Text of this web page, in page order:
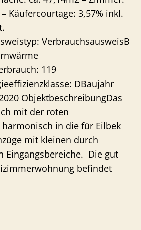
Käufercourtage: 3,57% inkl.
VerbrauchsausweisB
119
DBaujahr
ObjektbeschreibungDas
mit der roten
harmonisch in die für Eilbek
mit kleinen durch
Eingangsbereiche. Die gut
befindet